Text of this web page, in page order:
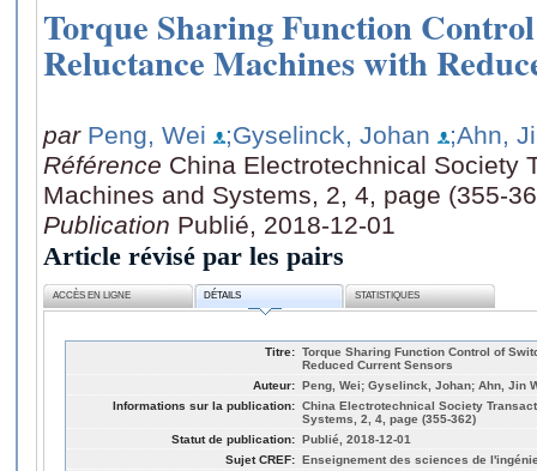
Torque Sharing Function
Reluctance Machines with
par Peng, Wei ;Gyselinck, Johan
;Ahn,
Référence China Electrotechnical Society
Machines and Systems, 2, 4, page (355-
Publication Publié, 2018-12-01
Article révisé par les pairs
ACCÈS EN LIGNE DÉTAILS STATISTIQUES
Titre: Torque Sharing Function Control of
Reduced Current Sensors
Auteur: Peng, Wei; Gyselinck, Johan; Ahn, Jin
Informations sur la publication: China Electrotechnical Society
Systems, 2, 4, page (355-362)
Statut de publication: Publié, 2018-12-01
Sujet CREF: Enseignement des sciences de